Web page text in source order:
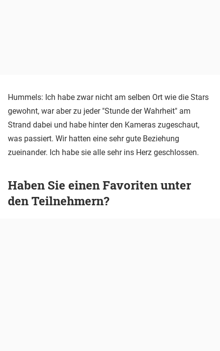
Hummels: Ich habe zwar nicht am selben Ort wie die Stars
gewohnt, war aber zu jeder "Stunde der Wahrheit" am
Strand dabei und habe hinter den Kameras zugeschaut,
was passiert. Wir hatten eine sehr gute Beziehung
zueinander. Ich habe sie alle sehr ins Herz geschlossen.
Haben Sie einen Favoriten unter
den Teilnehmern?